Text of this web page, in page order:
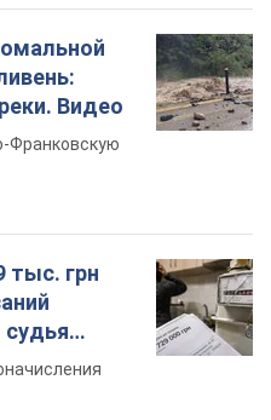
Видео
Франковскую
тыс. грн
судья